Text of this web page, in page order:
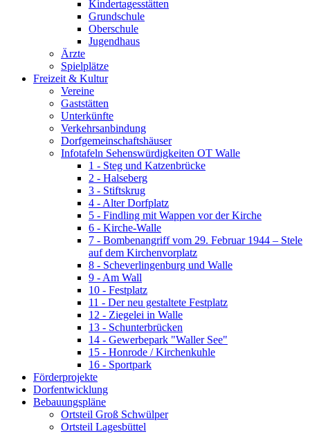
Kindertagesstätten
Grundschule
Oberschule
Jugendhaus
Ärzte
Spielplätze
Freizeit & Kultur
Vereine
Gaststätten
Unterkünfte
Verkehrsanbindung
Dorfgemeinschaftshäuser
Infotafeln Sehenswürdigkeiten OT Walle
1 - Steg und Katzenbrücke
2 - Halseberg
3 - Stiftskrug
4 - Alter Dorfplatz
5 - Findling mit Wappen vor der Kirche
6 - Kirche-Walle
7 - Bombenangriff vom 29. Februar 1944 – Stele
auf dem Kirchenvorplatz
8 - Scheverlingenburg und Walle
9 - Am Wall
10 - Festplatz
11 - Der neu gestaltete Festplatz
12 - Ziegelei in Walle
13 - Schunterbrücken
14 - Gewerbepark "Waller See"
15 - Honrode / Kirchenkuhle
16 - Sportpark
Förderprojekte
Dorfentwicklung
Bebauungspläne
Ortsteil Groß Schwülper
Ortsteil Lagesbüttel